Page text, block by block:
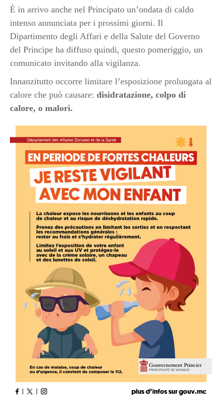
È in arrivo anche nel Principato un’ondata di caldo
intenso annunciata per i prossimi giorni. Il
Dipartimento degli Affari e della Salute del Governo
del Principe ha diffuso quindi, questo pomeriggio, un
comunicato invitando alla vigilanza.
Innanzitutto occorre limitare l’esposizione prolungata al
calore che può causare: disidratazione, colpo di
calore, o malori.